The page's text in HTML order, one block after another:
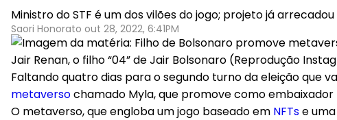
Ministro do STF é um dos vilões do jogo; projeto já arrecadou
Saori Honorato out 28, 2022, 6:41PM
Jair Renan, o filho “04” de Jair Bolsonaro (Reprodução
Faltando quatro dias para o segundo turno da eleição que
metaversochamado Myla, que promove como embaixador
O metaverso, que engloba um jogo baseado em NFTse